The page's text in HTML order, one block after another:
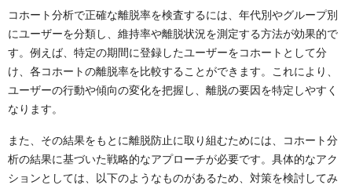
コホート分析で正確な離脱率を検査するには、年代別やグループ別
にユーザーを分類し、維持率や離脱状況を測定する方法が効果的で
す。例えば、特定の期間に登録したユーザーをコホートとして分
け、各コホートの離脱率を比較することができます。これにより、
ユーザーの行動や傾向の変化を把握し、離脱の要因を特定しやすく
なります。
また、その結果をもとに離脱防止に取り組むためには、コホート分
析の結果に基づいた戦略的なアプローチが必要です。具体的なアク
ションとしては、以下のようなものがあるため、対策を検討してみ